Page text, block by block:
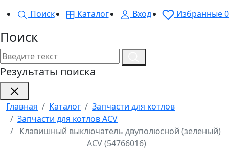
Поиск
Каталог Вход Избранные0
Поиск
Результаты поиска
Главная Каталог
Запчасти для котлов
Запчасти для котлов ACV
Клавишный выключатель двуполюсной (зеленый)
ACV (54766016)